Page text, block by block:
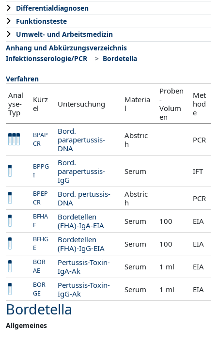
Differentialdiagnosen
Funktionsteste
Umwelt- und Arbeitsmedizin
Anhang und Abkürzungsverzeichnis
Infektionsserologie/PCR
Bordetella
Verfahren
Anal
yse-
Typ
Kürz
el
Untersuchung
Materia
l
Proben
-
Volum
en
Met
hod
e
BPAP
CR
Bord.
parapertussis-
DNA
Abstric
h
PCR
BPPG
I
Bord.
parapertussis-
IgG
Serum IFT
BPEP
CR
Bord. pertussis-
DNA
Abstric
h
PCR
BFHA
E
Bordetellen
(FHA)-IgA-EIA
Serum 100 EIA
BFHG
E
Bordetellen
(FHA)-IgG-EIA
Serum 100 EIA
BOR
AE
Pertussis-Toxin-
IgA-Ak
Serum 1 ml EIA
BOR
GE
Pertussis-Toxin-
IgG-Ak
Serum 1 ml EIA
Bordetella
Allgemeines